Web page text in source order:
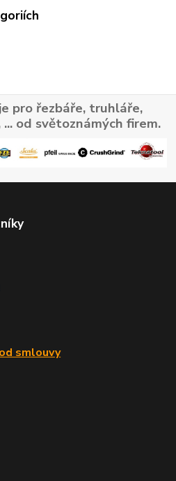
pro řezbáře, truhláře,
od světoznámých firem.
smlouvy